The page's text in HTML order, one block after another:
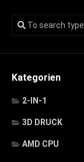
Kategorien
2-IN-1
3D DRUCK
AMD CPU